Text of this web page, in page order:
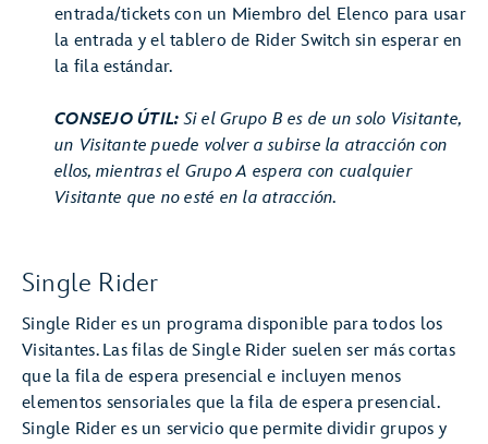
entrada/tickets con un Miembro del Elenco para usar
la entrada y el tablero de Rider Switch sin esperar en
la fila estándar.
CONSEJO ÚTIL: Si el Grupo B es de un solo Visitante,
un Visitante puede volver a subirse la atracción con
ellos, mientras el Grupo A espera con cualquier
Visitante que no esté en la atracción.
Single Rider
Single Rider es un programa disponible para todos los
Visitantes. Las filas de Single Rider suelen ser más cortas
que la fila de espera presencial e incluyen menos
elementos sensoriales que la fila de espera presencial.
Single Rider es un servicio que permite dividir grupos y